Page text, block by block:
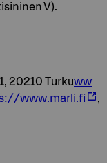
V).
20210 Turkuww
www.marli.fi
,